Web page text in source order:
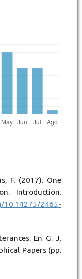
F. (2017). One
Introduction.
10.14275/2465-
En G. J.
Papers (pp.